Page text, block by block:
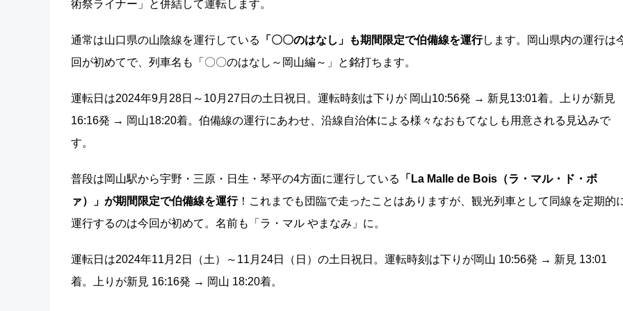
術祭ライナー」と併結して運転します。
通常は山口県の山陰線を運行している 「〇〇のはなし」も期間限定で伯備線を運行します。岡山県内の運行は
回が初めてで、列車名も「〇〇のはなし～岡山編～」と銘打ちます。
運転日は2024年9月28日～10月27日の土日祝日。運転時刻は下りが 岡山10:56発 → 新見13:01着。上りが新見
16:16発 → 岡山18:20着。伯備線の運行にあわせ、沿線自治体による様々なおもてなしも用意される見込みで
す。
普段は岡山駅から宇野・三原・日生・琴平の4方面に運行している
「La Malle de Bois（ラ・マル・ド・ボ
ァ）」が期間限定で伯備線を運行！これまでも団臨で走ったことはありますが、観光列車として同線を定期的
運行するのは今回が初めて。名前も「ラ・マル やまなみ」に。
運転日は2024年11月2日（土）～11月24日（日）の土日祝日。運転時刻は下りが岡山 10:56発 → 新見 13:01
着。上りが新見 16:16発 → 岡山 18:20着。